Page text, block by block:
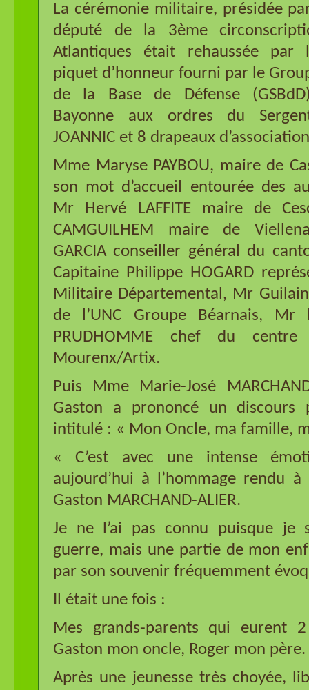
La cérémonie militaire, présidée
député de la 3ème
Atlantiques était rehaussée par
piquet d’honneur fourni par le
de la Base de Défense
Bayonne aux ordres du
JOANNIC et 8 drapeaux
Mme Maryse PAYBOU, maire de
son mot d’accueil entourée des
Mr Hervé LAFFITE maire de
CAMGUILHEM maire de
GARCIA conseiller général du
Capitaine Philippe HOGARD
Militaire Départemental, Mr
de l’UNC Groupe Béarnais, Mr
PRUDHOMME chef du
Mourenx/Artix.
Puis Mme Marie-José
Gaston a prononcé un discours
intitulé : « Mon Oncle, ma famille,
« C’est avec une intense
aujourd’hui à l’hommage rendu
Gaston MARCHAND-ALIER.
Je ne l’ai pas connu puisque je
guerre, mais une partie de mon
par son souvenir fréquemment
Il était une fois :
Mes grands-parents qui eurent
Gaston mon oncle, Roger mon père.
Après une jeunesse très choyée,